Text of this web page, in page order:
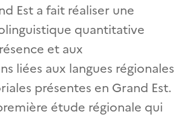
Est a fait réaliser une
quantitative
et aux
liées aux langues régionales
présentes en Grand Est.
étude régionale qui